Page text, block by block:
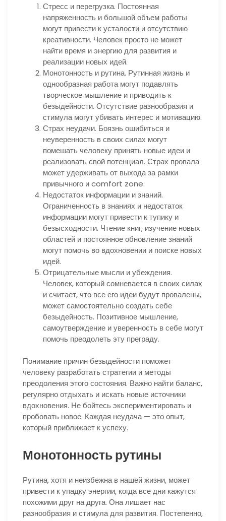
Стресс и перегрузка. Постоянная
напряженность и большой объем работы
могут привести к усталости и отсутствию
креативности. Человек просто не может
найти время и энергию для развития и
реализации новых идей.
Монотонность и рутина. Рутинная жизнь и
однообразная работа могут подавлять
творческое мышление и приводить к
безыдейности. Отсутствие разнообразия и
стимула могут убивать интерес и мотивацию.
Страх неудачи. Боязнь ошибиться и
неуверенность в своих силах могут
помешать человеку принять новые идеи и
реализовать свой потенциал. Страх провала
может удерживать от выхода за рамки
привычного и comfort zone.
Недостаток информации и знаний.
Ограниченность в знаниях и недостаток
информации могут привести к тупику и
безысходности. Чтение книг, изучение новых
областей и постоянное обновление знаний
могут помочь во вдохновении и поиске новых
идей.
Отрицательные мысли и убеждения.
Человек, который сомневается в своих силах
и считает, что все его идеи будут провалены,
может самостоятельно создать себе
безыдейность. Позитивное мышление,
самоутверждение и уверенность в себе могут
помочь преодолеть эту преграду.
Понимание причин безыдейности поможет
человеку разработать стратегии и методы
преодоления этого состояния. Важно найти баланс,
регулярно отдыхать и искать новые источники
вдохновения. Не бойтесь экспериментировать и
пробовать новое. Каждая неудача — это опыт,
который приближает к успеху.
Монотонность рутины
Рутина, хотя и неизбежна в нашей жизни, может
привести к упадку энергии, когда все дни кажутся
похожими друг на друга. Она лишает нас
разнообразия и стимула для развития. Постепенно,